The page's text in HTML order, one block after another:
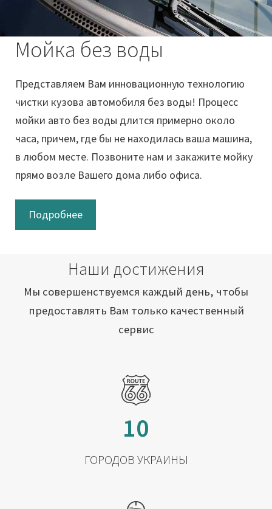
Мойка без воды
Представляем Вам инновационную технологию
чистки кузова автомобиля без воды! Процесс
мойки авто без воды длится примерно около
часа, причем, где бы не находилась ваша машина,
в любом месте. Позвоните нам и закажите мойку
прямо возле Вашего дома либо офиса.
Подробнее
Наши достижения
Мы совершенствуемся каждый день, чтобы
предоставлять Вам только качественный
сервис
10
ГОРОДОВ УКРАИНЫ